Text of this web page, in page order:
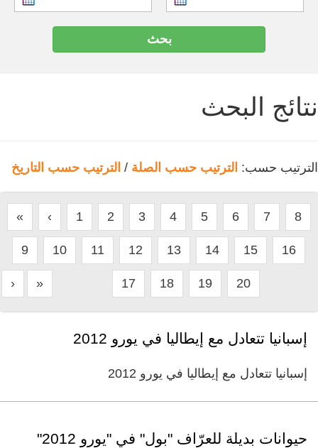
نتائج البحث
الترتيب حسب: الترتيب حسب الصلة / الترتيب حسب التاريخ
« ‹ 1 2 3 4 5 6 7 8
9 10 11 12 13 14 15 16
17 18 19 20
› »
إسبانيا تتعادل مع إيطاليا في يورو 2012
إسبانيا تتعادل مع إيطاليا في يورو 2012
حيوانات بديلة للعرّاف "بول" في "يورو 2012"